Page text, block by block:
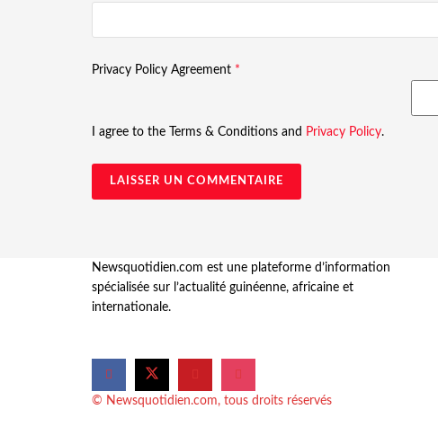
Privacy Policy Agreement *
I agree to the Terms & Conditions and Privacy Policy.
Newsquotidien.com est une plateforme d’information
spécialisée sur l’actualité guinéenne, africaine et
internationale.
© Newsquotidien.com, tous droits réservés